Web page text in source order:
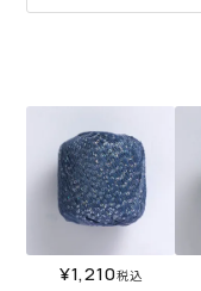
¥1,210税込